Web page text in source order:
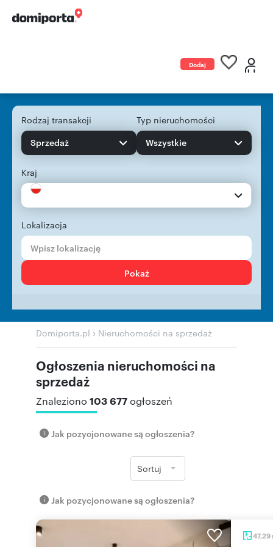
Dodaj
Rodzaj transakcji
Sprzedaż
Typ nieruchomości
Wszystkie
Kraj
Lokalizacja
Pokaż
Domiporta.pl › Nieruchomości na sprzedaż
Ogłoszenia nieruchomości na
sprzedaż
Znaleziono 103 677ogłoszeń
Jak pozycjonowane są ogłoszenia?
Sortuj
Jak pozycjonowane są ogłoszenia?
47,29